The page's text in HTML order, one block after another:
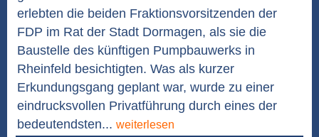
erlebten die beiden Fraktionsvorsitzenden der
FDP im Rat der Stadt Dormagen, als sie die
Baustelle des künftigen Pumpbauwerks in
Rheinfeld besichtigten. Was als kurzer
Erkundungsgang geplant war, wurde zu einer
eindrucksvollen Privatführung durch eines der
bedeutendsten... weiterlesen